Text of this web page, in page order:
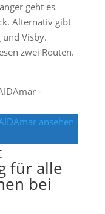
geht es
Alternativ gibt
und Visby.
zwei Routen.
-
ansehen
für alle
bei